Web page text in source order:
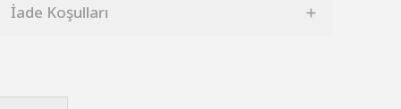
İade Koşulları